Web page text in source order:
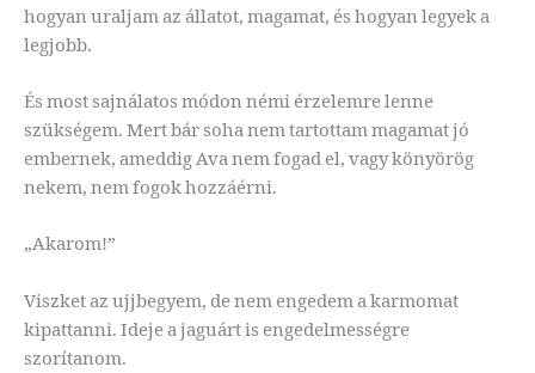
hogyan uraljam az állatot, magamat, és hogyan legyek a
legjobb.
És most sajnálatos módon némi érzelemre lenne
szükségem. Mert bár soha nem tartottam magamat jó
embernek, ameddig Ava nem fogad el, vagy könyörög
nekem, nem fogok hozzáérni.
„Akarom!”
Viszket az ujjbegyem, de nem engedem a karmomat
kipattanni. Ideje a jaguárt is engedelmességre
szorítanom.